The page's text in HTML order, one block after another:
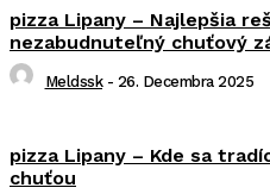
pizza Lipany – Najlepšia
nezabudnuteľný chuťový
Meldssk - 26. Decembra 2025
pizza Lipany – Kde sa
chuťou